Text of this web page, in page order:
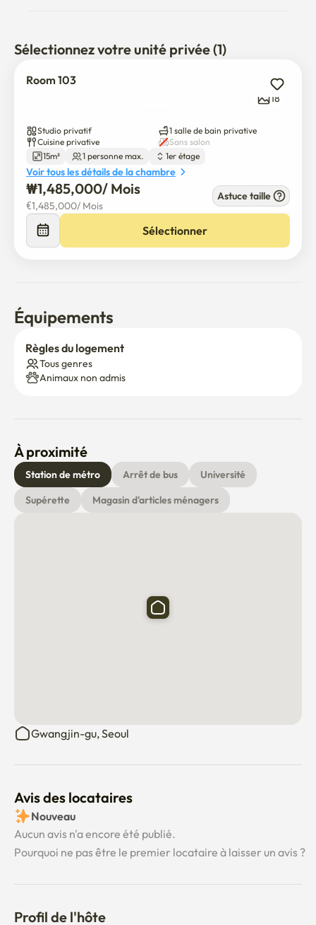
pour les visites touristiques, les affaires et les séjours de
longue durée.
Nous sommes particulièrement pratiques pour visiter
Bienvenue en Corée.
Faites de bons souvenirs à House Stay Gunja!
Sélectionnez votre unité privée (1)
Room 103
18
Studio privatif
1 salle de bain privative
Cuisine privative
Sans salon
15m²
1 personne max. 1er étage
Voir tous les détails de la chambre
₩1,485,000/ Mois
€1,485,000/ Mois
Astuce taille
Sélectionner
Équipements
Règles du logement
Tous genres
Animaux non admis
À proximité
Station de métro Arrêt de bus
Université
Supérette
Magasin d'articles ménagers
Gwangjin-gu, Seoul
Avis des locataires
Nouveau
Aucun avis n'a encore été publié.
Pourquoi ne pas être le premier locataire à laisser un avis ?
Profil de l'hôte